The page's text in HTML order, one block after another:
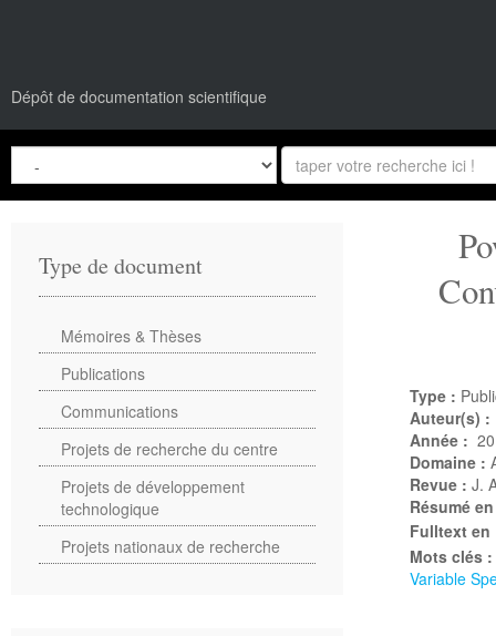
Dépôt de documentation scientifique
Type :
Auteur(s) :
Année :
Domaine :
Revue : J.
Résumé
Fulltext en
Mots clés :
Variable
Type de document
Mémoires & Thèses
Publications
Communications
Projets de recherche du centre
Projets de développement
technologique
Projets nationaux de recherche